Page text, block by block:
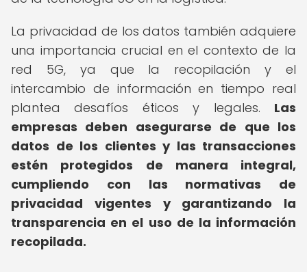
La privacidad de los datos también adquiere
una importancia crucial en el contexto de la
red 5G, ya que la recopilación y el
intercambio de información en tiempo real
plantea desafíos éticos y legales. Las
empresas deben asegurarse de que los
datos de los clientes y las transacciones
estén protegidos de manera integral,
cumpliendo con las normativas de
privacidad vigentes y garantizando la
transparencia en el uso de la información
recopilada.